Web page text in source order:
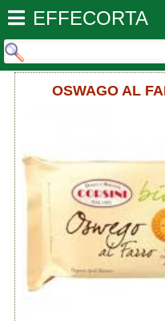
EFFECORTA
OSWAGO AL